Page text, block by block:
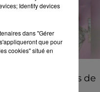
C'est à vous de
Identify devices
dans "Gérer
que pour
cookies" situé en